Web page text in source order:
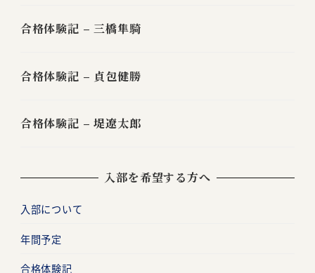
合格体験記 – 三橋隼騎
合格体験記 – 貞包健勝
合格体験記 – 堤遼太郎
入部を希望する方へ
入部について
年間予定
合格体験記